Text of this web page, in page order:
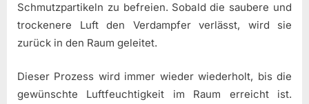
Schmutzpartikeln zu befreien. Sobald die saubere und
trockenere Luft den Verdampfer verlässt, wird sie
zurück in den Raum geleitet.
Dieser Prozess wird immer wieder wiederholt, bis die
gewünschte Luftfeuchtigkeit im Raum erreicht ist.